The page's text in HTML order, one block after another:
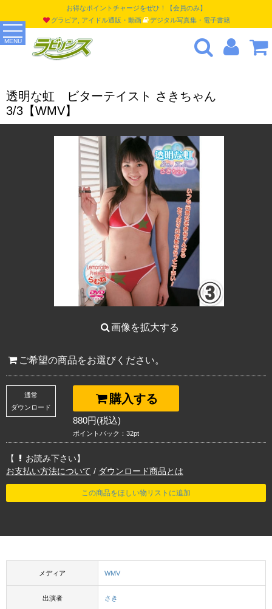
MENU
お得なポイントチャージをぜひ！【会員のみ】
グラビア, アイドル通販・動画
デジタル写真集・電子書籍
透明な虹 ビターテイスト さきちゃん
3/3【WMV】
画像を拡大する
ご希望の商品をお選びください。
購入する
通常
ダウンロード
880円(税込)
ポイントバック：32pt
【
お読み下さい】
お支払い方法について / ダウンロード商品とは
この商品をほしい物リストに追加
メディア WMV
出演者 さき